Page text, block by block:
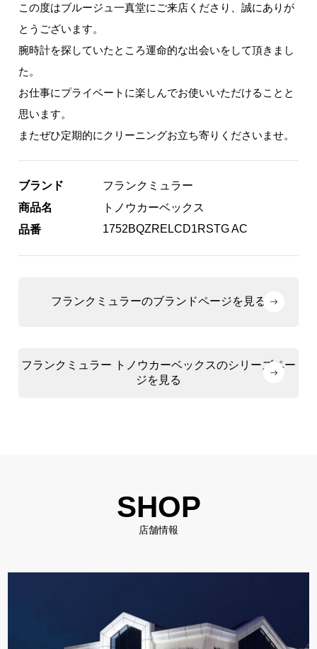
この度はブルージュ一真堂にご来店くださり、誠にありが
とうございます。
腕時計を探していたところ運命的な出会いをして頂きまし
た。
お仕事にプライベートに楽しんでお使いいただけることと
思います。
またぜひ定期的にクリーニングお立ち寄りくださいませ。
ブランド
フランクミュラー
商品名
トノウカーベックス
品番
1752BQZRELCD1RSTG AC
フランクミュラーのブランドページを見る
フランクミュラー トノウカーベックスのシリーズペー
ジを見る
SHOP
店舗情報